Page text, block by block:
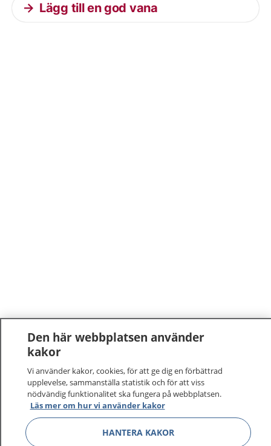
Lägg till en god vana
1177–tryggt om din hälsa och vård
På 1177.se får du råd om hälsa och information om
Den här webbplatsen använder
kakor
Vi använder kakor, cookies, för att ge dig en förbättrad
upplevelse, sammanställa statistik och för att viss
nödvändig funktionalitet ska fungera på webbplatsen.
Läs mer om hur vi använder kakor
HANTERA KAKOR